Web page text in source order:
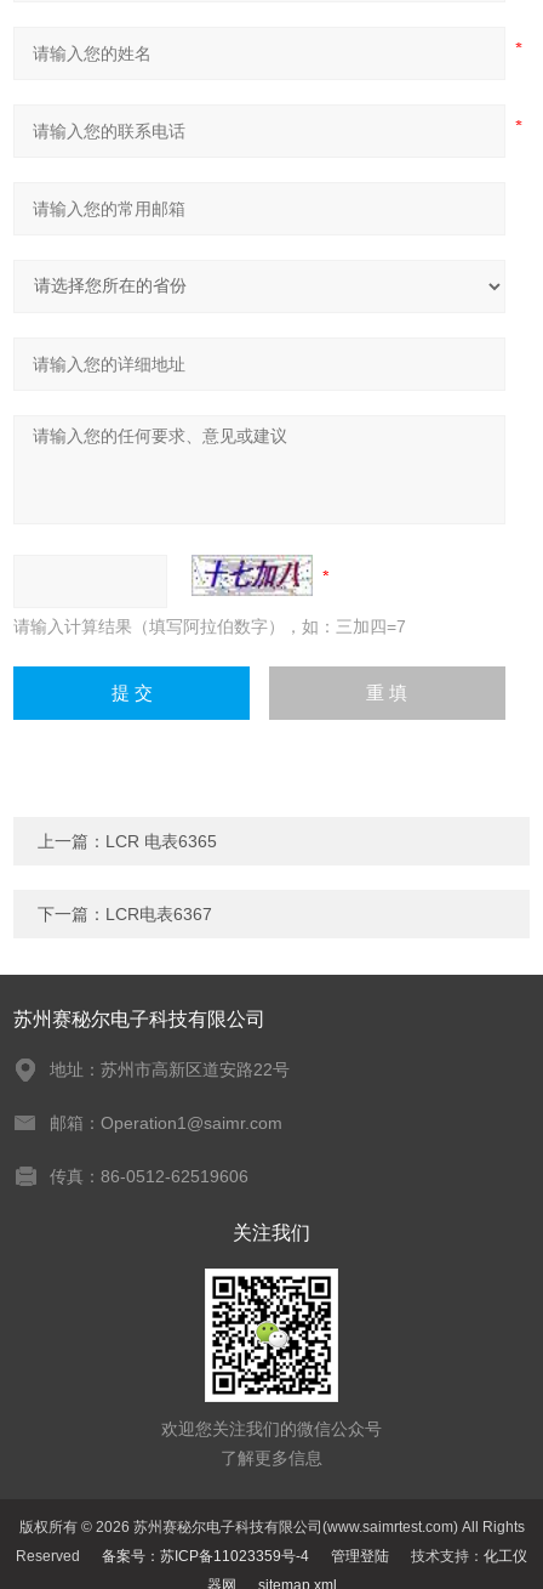
请输入计算结果（填写阿拉伯数字），如：三加四=7
上一篇： LCR 电表6365
下一篇： LCR电表6367
苏州赛秘尔电子科技有限公司
地址：苏州市高新区道安路22号
邮箱：Operation1@saimr.com
传真：86-0512-62519606
关注我们
欢迎您关注我们的微信公众号
了解更多信息
版权所有 © 2026 苏州赛秘尔电子科技有限公司(www.saimrtest.com) All Rights
Reserved 备案号：苏ICP备11023359号-4 管理登陆 技术支持： 化工仪
器网
sitemap.xml